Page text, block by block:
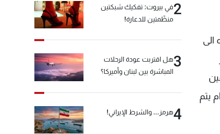
الى
يتم
2في بيروت: تفكيك شبكتين
منظّمتين للدعارة!
3هل اقتربت عودة الرحلات
المباشرة بين لبنان وأميركا؟
4هرمز... والشرط الإيراني!